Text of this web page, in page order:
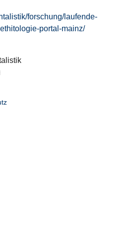
forschung/laufende-
portal-mainz/